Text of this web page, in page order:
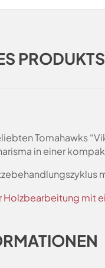
PRODUKTS
Tomahawks
in einer
Holzbearbeitung mit